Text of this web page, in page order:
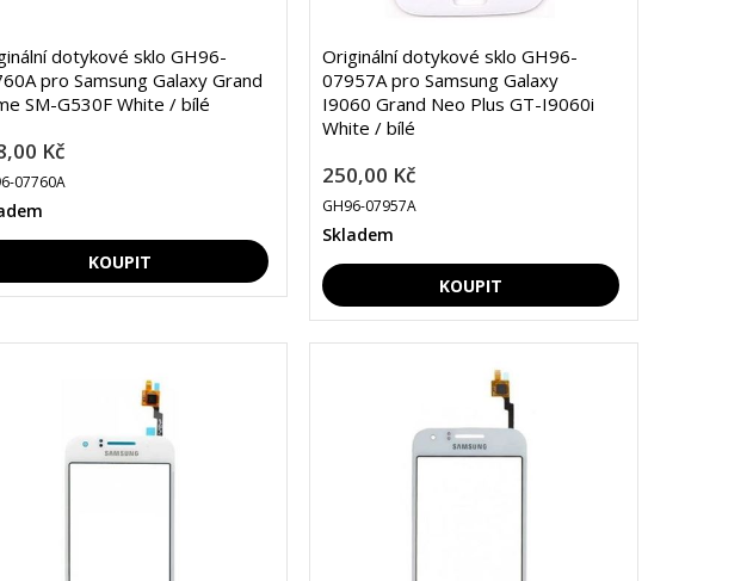
dotykové sklo GH96-
pro Samsung Galaxy Grand
SM-G530F White / bílé
Kč
07760A
Originální dotykové sklo GH96-
07957A pro Samsung Galaxy
I9060 Grand Neo Plus GT-I9060i
White / bílé
250,00 Kč
GH96-07957A
Skladem